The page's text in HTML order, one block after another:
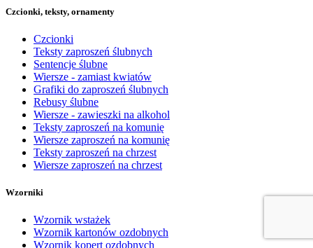
Czcionki, teksty, ornamenty
Czcionki
Teksty zaproszeń ślubnych
Sentencje ślubne
Wiersze - zamiast kwiatów
Grafiki do zaproszeń ślubnych
Rebusy ślubne
Wiersze - zawieszki na alkohol
Teksty zaproszeń na komunię
Wiersze zaproszeń na komunię
Teksty zaproszeń na chrzest
Wiersze zaproszeń na chrzest
Wzorniki
Wzornik wstażek
Wzornik kartonów ozdobnych
Wzornik kopert ozdobnych